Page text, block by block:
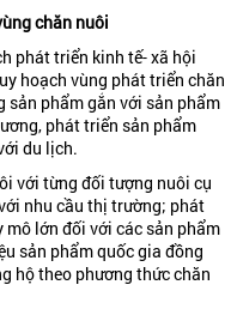
chăn nuôi
phát triển kinh tế- xã hội
hoạch vùng phát triển chăn
sản phẩm gắn với sản phẩm
phát triển sản phẩm
du lịch.
với từng đối tượng nuôi cụ
nhu cầu thị trường; phát
lớn đối với các sản phẩm
sản phẩm quốc gia đồng
hộ theo phương thức chăn